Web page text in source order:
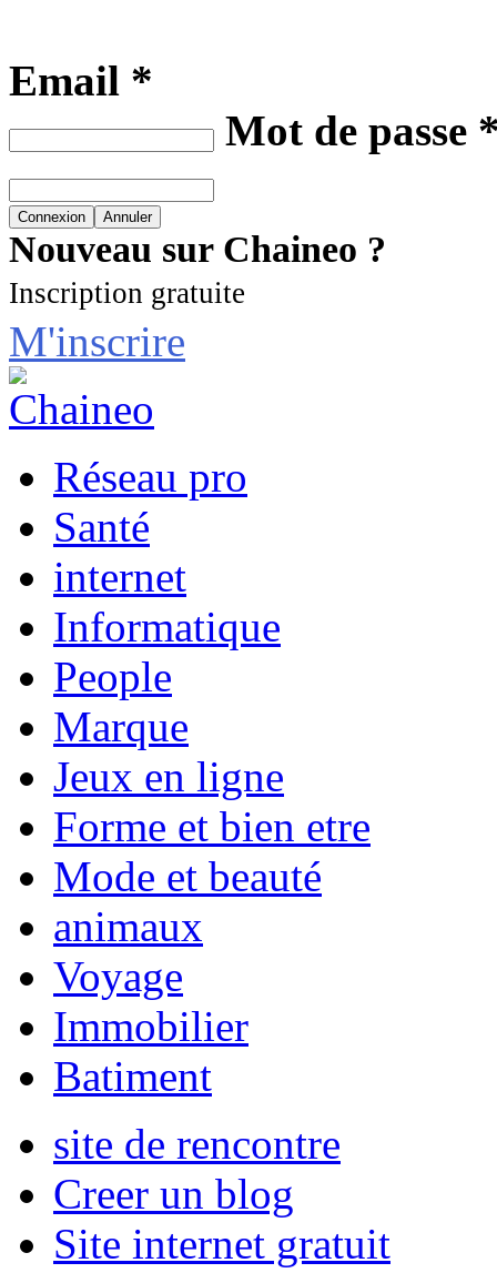
Email *
Mot de passe
Nouveau sur Chaineo ?
Inscription gratuite
M'inscrire
Réseau pro
Santé
internet
Informatique
People
Marque
Jeux en ligne
Forme et bien etre
Mode et beauté
animaux
Voyage
Immobilier
Batiment
site de rencontre
Creer un blog
Site internet gratuit